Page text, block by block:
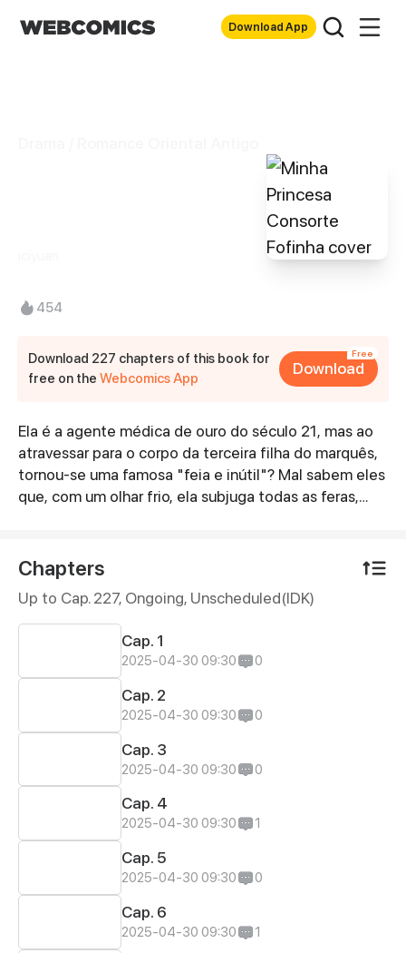
Download App
454
Download 227 chapters of this book for
free on theWebcomics App
Free
Download
Synopsis
Ela é a agente médica de ouro do século 21, mas ao
atravessar para o corpo da terceira filha do marquês,
tornou-se uma famosa "feia e inútil"? Mal sabem eles
que, com um olhar frio, ela subjuga todas as feras,
enfrentando deuses e demônios! Enquanto se diverte
humilhando os vilões e perdendo peso, ela
inesperadamente atrai a atenção de um tio do
imperador astuto: "A princesa é tão bela quanto uma
deusa, mantenham-na sob vigilância, qualquer um
que se aproxime será eliminado sem piedade!"
"Socorro! Será que posso devolver esse marido
grudento que é bonito, mas tem um gosto
duvidoso?"
Chapters
Up to Cap. 227, Ongoing, Unscheduled(IDK)
Cap. 1
2025-04-30 09:30 0
Cap. 2
2025-04-30 09:30 0
Cap. 3
2025-04-30 09:30 0
Cap. 4
2025-04-30 09:30 1
Cap. 5
2025-04-30 09:30 0
Cap. 6
2025-04-30 09:30 1